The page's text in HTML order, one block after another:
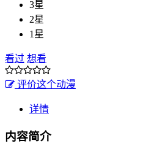
3星
2星
1星
看过 想看
评价这个动漫
详情
内容简介